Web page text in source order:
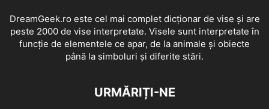
DreamGeek.ro este cel mai complet dicționar de vise și are
peste 2000 de vise interpretate. Visele sunt interpretate în
funcție de elementele ce apar, de la animale și obiecte
până la simboluri și diferite stări.
URMĂRIȚI-NE